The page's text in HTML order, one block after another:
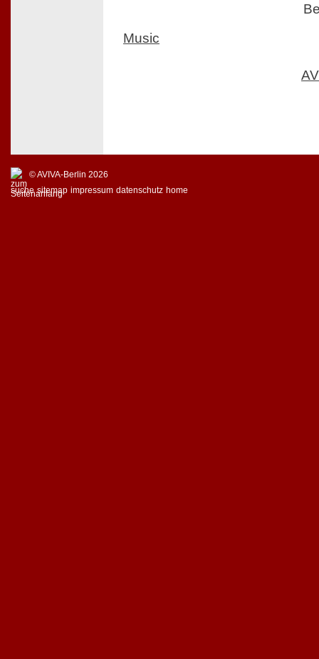
Music
© AVIVA-Berlin 2026
suche sitemap impressum datenschutz home